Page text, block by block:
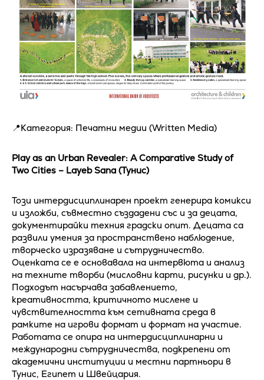
📍Категория: Печатни медии (Written Media)
Play as an Urban Revealer: A Comparative Study of
Two Cities – Layeb Sana (Тунис)
Този интердисциплинарен проект генерира комикси
и изложби, съвместно създадени със и за децата,
документирайки техния градски опит. Децата са
развили умения за пространствено наблюдение,
творческо изразяване и сътрудничество.
Оценката се е основавала на интервюта и анализ
на техните творби (мисловни карти, рисунки и др.).
Подходът насърчава забавлението,
креативността, критичното мислене и
чувствителността към сетивната среда в
рамките на игрови формат и формат на участие.
Работата се опира на интердисциплинарни и
международни сътрудничества, подкрепени от
академични институции и местни партньори в
Тунис, Египет и Швейцария.